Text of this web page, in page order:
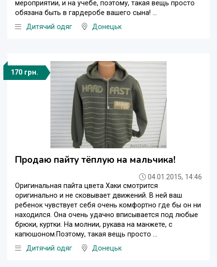
мероприятии, и на учебе, поэтому, такая вещь просто
обязана быть в гардеробе вашего сына! ...
Дитячий одяг
Донецьк
170 грн.
Продаю пайту тёплую на мальчика!
04.01.2015, 14:46
Оригинальная пайта цвета Хаки смотрится
оригинально и не сковывает движений. В ней ваш
ребенок чувствует себя очень комфортно где бы он ни
находился. Она очень удачно вписывается под любые
брюки, куртки. На молнии, рукава на манжете, с
капюшоном.Поэтому, такая вещь просто ...
Дитячий одяг
Донецьк